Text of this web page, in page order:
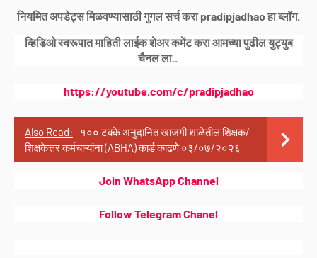
नियमित अपडेट्स मिळवण्यासाठी गुगल सर्च करा pradipjadhao हा ब्लॉग.
व्हिडिओ स्वरूपात माहिती लाईक शेअर कमेंट करा आमच्या पुढील युट्युब
चैनल ला..
https://youtube.com/c/pradipjadhao
Also Read:
१०० टक्के अनुदानित खाजगी शाळेतील शिक्षक/
शिक्षकेत्तर कर्मचाऱ्यांना (ABHA) कार्ड काढणे ०३/०७/२०२६
Join WhatsApp Channel
Follow Telegram Chanel